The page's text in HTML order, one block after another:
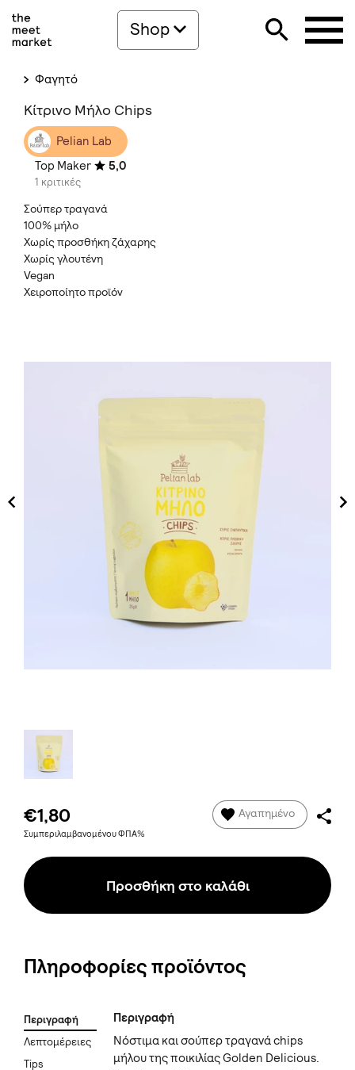
Shop
Φαγητό
Κίτρινο Μήλο Chips
Pelian Lab
Top Maker
5,0
1 κριτικές
Σούπερ τραγανά
100% μήλο
Χωρίς προσθήκη ζάχαρης
Χωρίς γλουτένη
Vegan
Χειροποίητο προϊόν
€1,80
Συμπεριλαμβανομένου ΦΠΑ%
Αγαπημένο
Προσθήκη στο καλάθι
Πληροφορίες προϊόντος
Περιγραφή
Λεπτομέρειες
Tips
Περιγραφή
Νόστιμα και σούπερ τραγανά chips
μήλου της ποικιλίας Golden Delicious.